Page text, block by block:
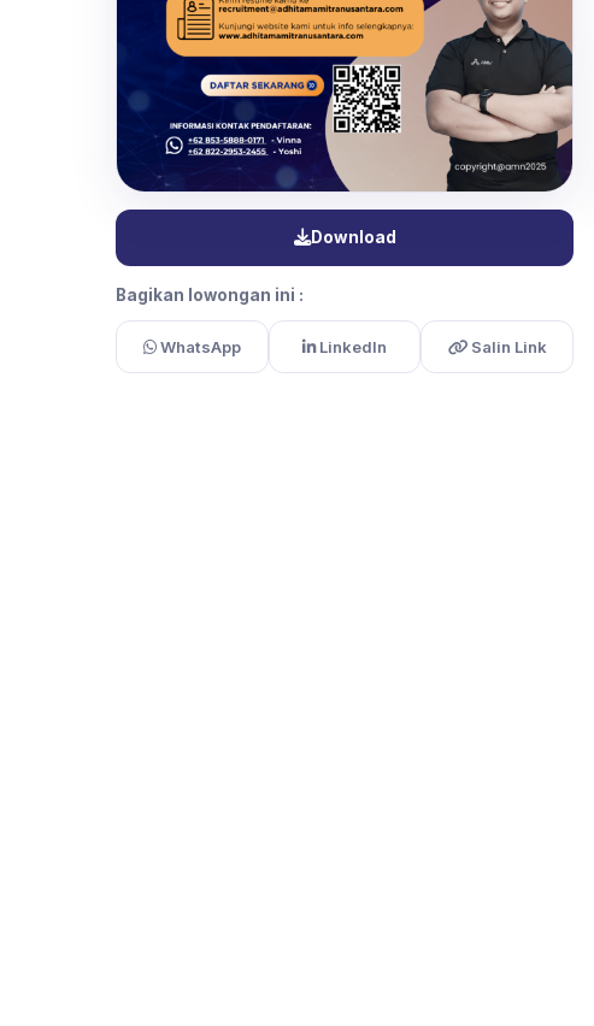
Download
Bagikan lowongan ini :
WhatsApp LinkedIn Salin Link